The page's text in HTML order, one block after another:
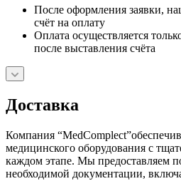
После оформления заявки,
счёт на оплату
Оплата осуществляется
после выставления счёта
Доставка
Компания
медицинского оборудования с
каждом этапе. Мы предоставляем
необходимой документации,